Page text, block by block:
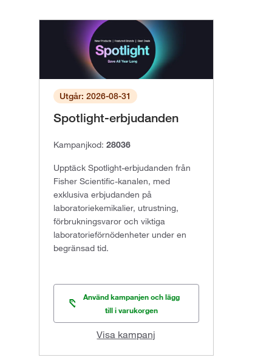
Utgår: 2026-08-31
Spotlight-erbjudanden
Kampanjkod: 28036
Upptäck Spotlight-erbjudanden från
Fisher Scientific-kanalen, med
exklusiva erbjudanden på
laboratoriekemikalier, utrustning,
förbrukningsvaror och viktiga
laboratorieförnödenheter under en
begränsad tid.
Använd kampanjen och lägg
till i varukorgen
Visa kampanj